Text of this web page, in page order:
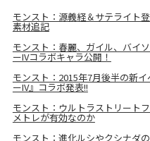
モンスト：源義経＆サテライト
素材追記
モンスト：春麗、ガイル、バイ
ーIVコラボキャラ公開！
モンスト：2015年7月後半の新
ーIV』コラボ発表!!
モンスト：ウルトラストリート
メトレが有効なのか
モンスト：進化ルシやクシナダ